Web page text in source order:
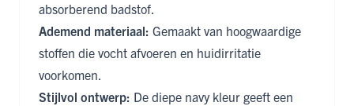
absorberend badstof.
Ademend materiaal: Gemaakt van hoogwaardige
stoffen die vocht afvoeren en huidirritatie
voorkomen.
Stijlvol ontwerp: De diepe navy kleur geeft een